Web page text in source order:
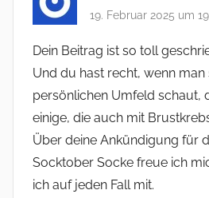
19. Februar 2025 um
Dein Beitrag ist so toll
Und du hast recht, wenn
persönlichen Umfeld schaut,
einige, die auch mit
Über deine Ankündigung für
Socktober Socke freue ich
ich auf jeden Fall mit.